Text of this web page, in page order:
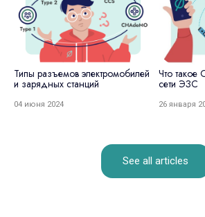
Типы разъемов электромобилей
и зарядных станций
04 июня 2024
Что такое
сети ЭЗС
26 января
See all articles